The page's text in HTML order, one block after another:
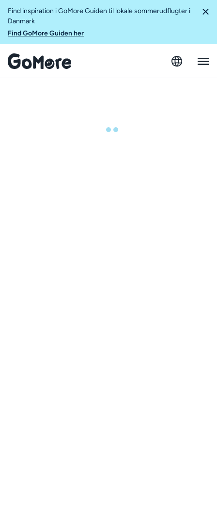
Find inspiration i GoMore Guiden til lokale sommerudflugter i
Danmark
Find GoMore Guiden her